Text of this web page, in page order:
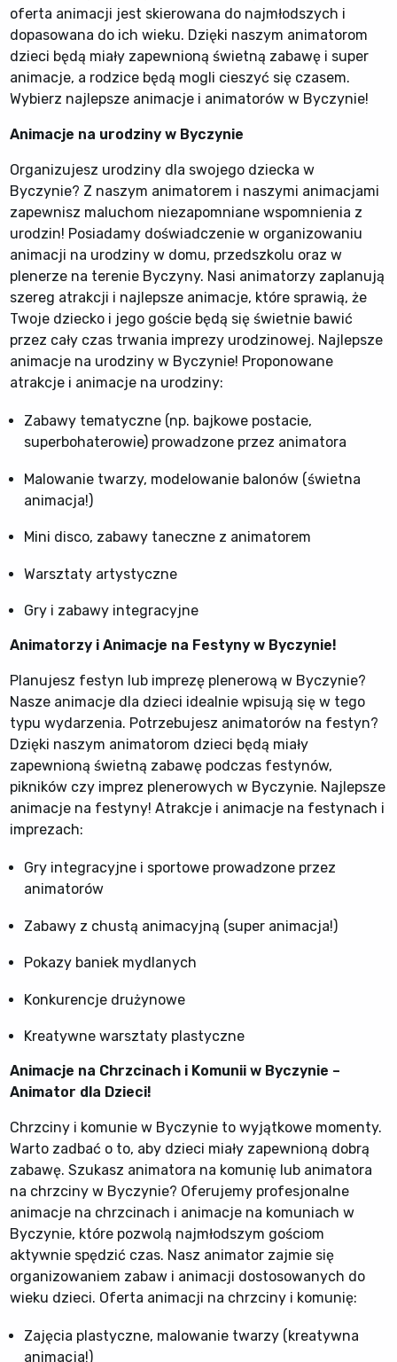
oferta animacji jest skierowana do najmłodszych i
dopasowana do ich wieku. Dzięki naszym animatorom
dzieci będą miały zapewnioną świetną zabawę i super
animacje, a rodzice będą mogli cieszyć się czasem.
Wybierz najlepsze animacje i animatorów w Byczynie!
Animacje na urodziny w Byczynie
Organizujesz urodziny dla swojego dziecka w
Byczynie? Z naszym animatorem i naszymi animacjami
zapewnisz maluchom niezapomniane wspomnienia z
urodzin! Posiadamy doświadczenie w organizowaniu
animacji na urodziny w domu, przedszkolu oraz w
plenerze na terenie Byczyny. Nasi animatorzy zaplanują
szereg atrakcji i najlepsze animacje, które sprawią, że
Twoje dziecko i jego goście będą się świetnie bawić
przez cały czas trwania imprezy urodzinowej. Najlepsze
animacje na urodziny w Byczynie! Proponowane
atrakcje i animacje na urodziny:
Zabawy tematyczne (np. bajkowe postacie,
superbohaterowie) prowadzone przez animatora
Malowanie twarzy, modelowanie balonów (świetna
animacja!)
Mini disco, zabawy taneczne z animatorem
Warsztaty artystyczne
Gry i zabawy integracyjne
Animatorzy i Animacje na Festyny w Byczynie!
Planujesz festyn lub imprezę plenerową w Byczynie?
Nasze animacje dla dzieci idealnie wpisują się w tego
typu wydarzenia. Potrzebujesz animatorów na festyn?
Dzięki naszym animatorom dzieci będą miały
zapewnioną świetną zabawę podczas festynów,
pikników czy imprez plenerowych w Byczynie. Najlepsze
animacje na festyny! Atrakcje i animacje na festynach i
imprezach:
Gry integracyjne i sportowe prowadzone przez
animatorów
Zabawy z chustą animacyjną (super animacja!)
Pokazy baniek mydlanych
Konkurencje drużynowe
Kreatywne warsztaty plastyczne
Animacje na Chrzcinach i Komunii w Byczynie –
Animator dla Dzieci!
Chrzciny i komunie w Byczynie to wyjątkowe momenty.
Warto zadbać o to, aby dzieci miały zapewnioną dobrą
zabawę. Szukasz animatora na komunię lub animatora
na chrzciny w Byczynie? Oferujemy profesjonalne
animacje na chrzcinach i animacje na komuniach w
Byczynie, które pozwolą najmłodszym gościom
aktywnie spędzić czas. Nasz animator zajmie się
organizowaniem zabaw i animacji dostosowanych do
wieku dzieci. Oferta animacji na chrzciny i komunię:
Zajęcia plastyczne, malowanie twarzy (kreatywna
animacja!)